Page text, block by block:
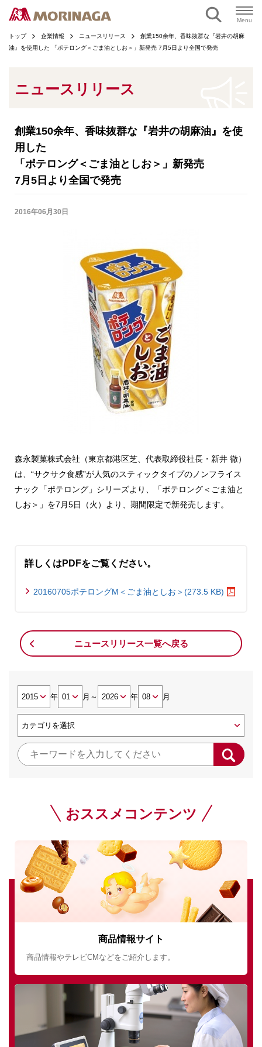
Menu
トップ 企業情報 ニュースリリース
創業150余年、香味抜群な『岩井の胡麻
油』を使用した 「ポテロング＜ごま油としお＞」新発売 7月5日より全国で発売
ニュースリリース
創業150余年、香味抜群な『岩井の胡麻油』を使
用した
「ポテロング＜ごま油としお＞」新発売
7月5日より全国で発売
2016年06月30日
森永製菓株式会社（東京都港区芝、代表取締役社長・新井 徹）
は、“サクサク食感”が人気のスティックタイプのノンフライス
ナック「ポテロング」シリーズより、「ポテロング＜ごま油と
しお＞」を7月5日（火）より、期間限定で新発売します。
詳しくはPDFをご覧ください。
20160705ポテロングM＜ごま油としお＞(273.5 KB)
ニュースリリース一覧へ戻る
年 月 ～ 年 月
おススメコンテンツ
商品情報サイト
商品情報やテレビCMなどをご紹介します。